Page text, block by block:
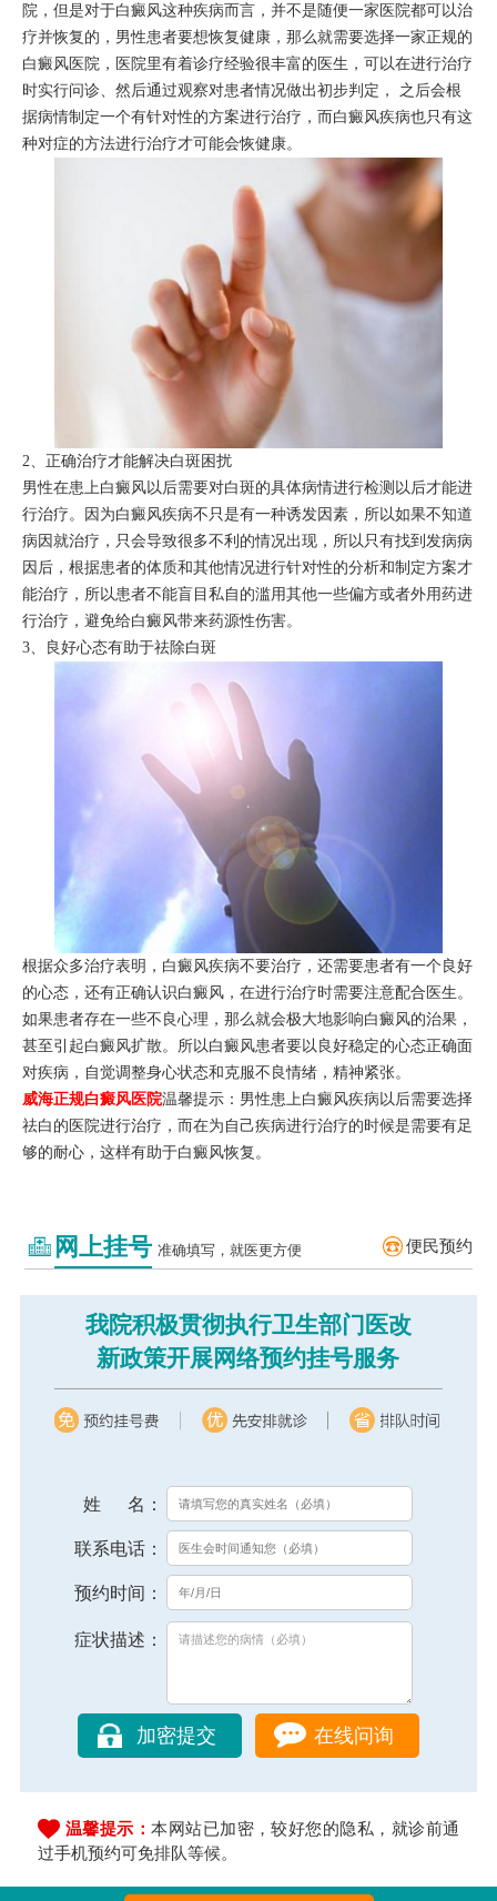
院，但是对于白癜风这种疾病而言，并不是随便一家医院都可以治
疗并恢复的，男性患者要想恢复健康，那么就需要选择一家正规的
白癜风医院，医院里有着诊疗经验很丰富的医生，可以在进行治疗
时实行问诊、然后通过观察对患者情况做出初步判定， 之后会根
据病情制定一个有针对性的方案进行治疗，而白癜风疾病也只有这
种对症的方法进行治疗才可能会恢健康。
2、正确治疗才能解决白斑困扰
男性在患上白癜风以后需要对白斑的具体病情进行检测以后才能进
行治疗。因为白癜风疾病不只是有一种诱发因素，所以如果不知道
病因就治疗，只会导致很多不利的情况出现，所以只有找到发病病
因后，根据患者的体质和其他情况进行针对性的分析和制定方案才
能治疗，所以患者不能盲目私自的滥用其他一些偏方或者外用药进
行治疗，避免给白癜风带来药源性伤害。
3、良好心态有助于祛除白斑
根据众多治疗表明，白癜风疾病不要治疗，还需要患者有一个良好
的心态，还有正确认识白癜风，在进行治疗时需要注意配合医生。
如果患者存在一些不良心理，那么就会极大地影响白癜风的治果，
甚至引起白癜风扩散。所以白癜风患者要以良好稳定的心态正确面
对疾病，自觉调整身心状态和克服不良情绪，精神紧张。
威海正规白癜风医院温馨提示：男性患上白癜风疾病以后需要选择
祛白的医院进行治疗，而在为自己疾病进行治疗的时候是需要有足
够的耐心，这样有助于白癜风恢复。
网上挂号 准确填写，就医更方便 便民预约
我院积极贯彻执行卫生部门医改
新政策开展网络预约挂号服务
姓 名：
联系电话：
预约时间：
症状描述：
在线问询
温馨提示：本网站已加密，较好您的隐私，就诊前通
过手机预约可免排队等候。